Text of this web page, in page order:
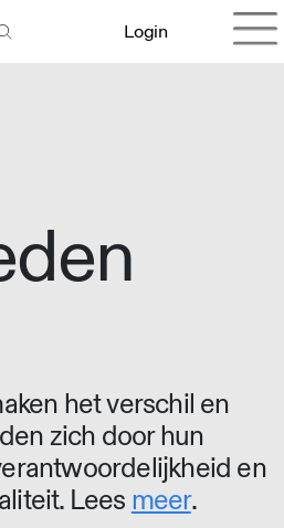
Login
het verschil en
zich door hun
en
Lees meer.